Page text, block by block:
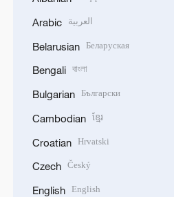
Arabic العربية
Belarusian Беларуская
Bengali বাংলা
Bulgarian Български
Cambodian ខ្មែរ
Croatian Hrvatski
Czech Český
English English